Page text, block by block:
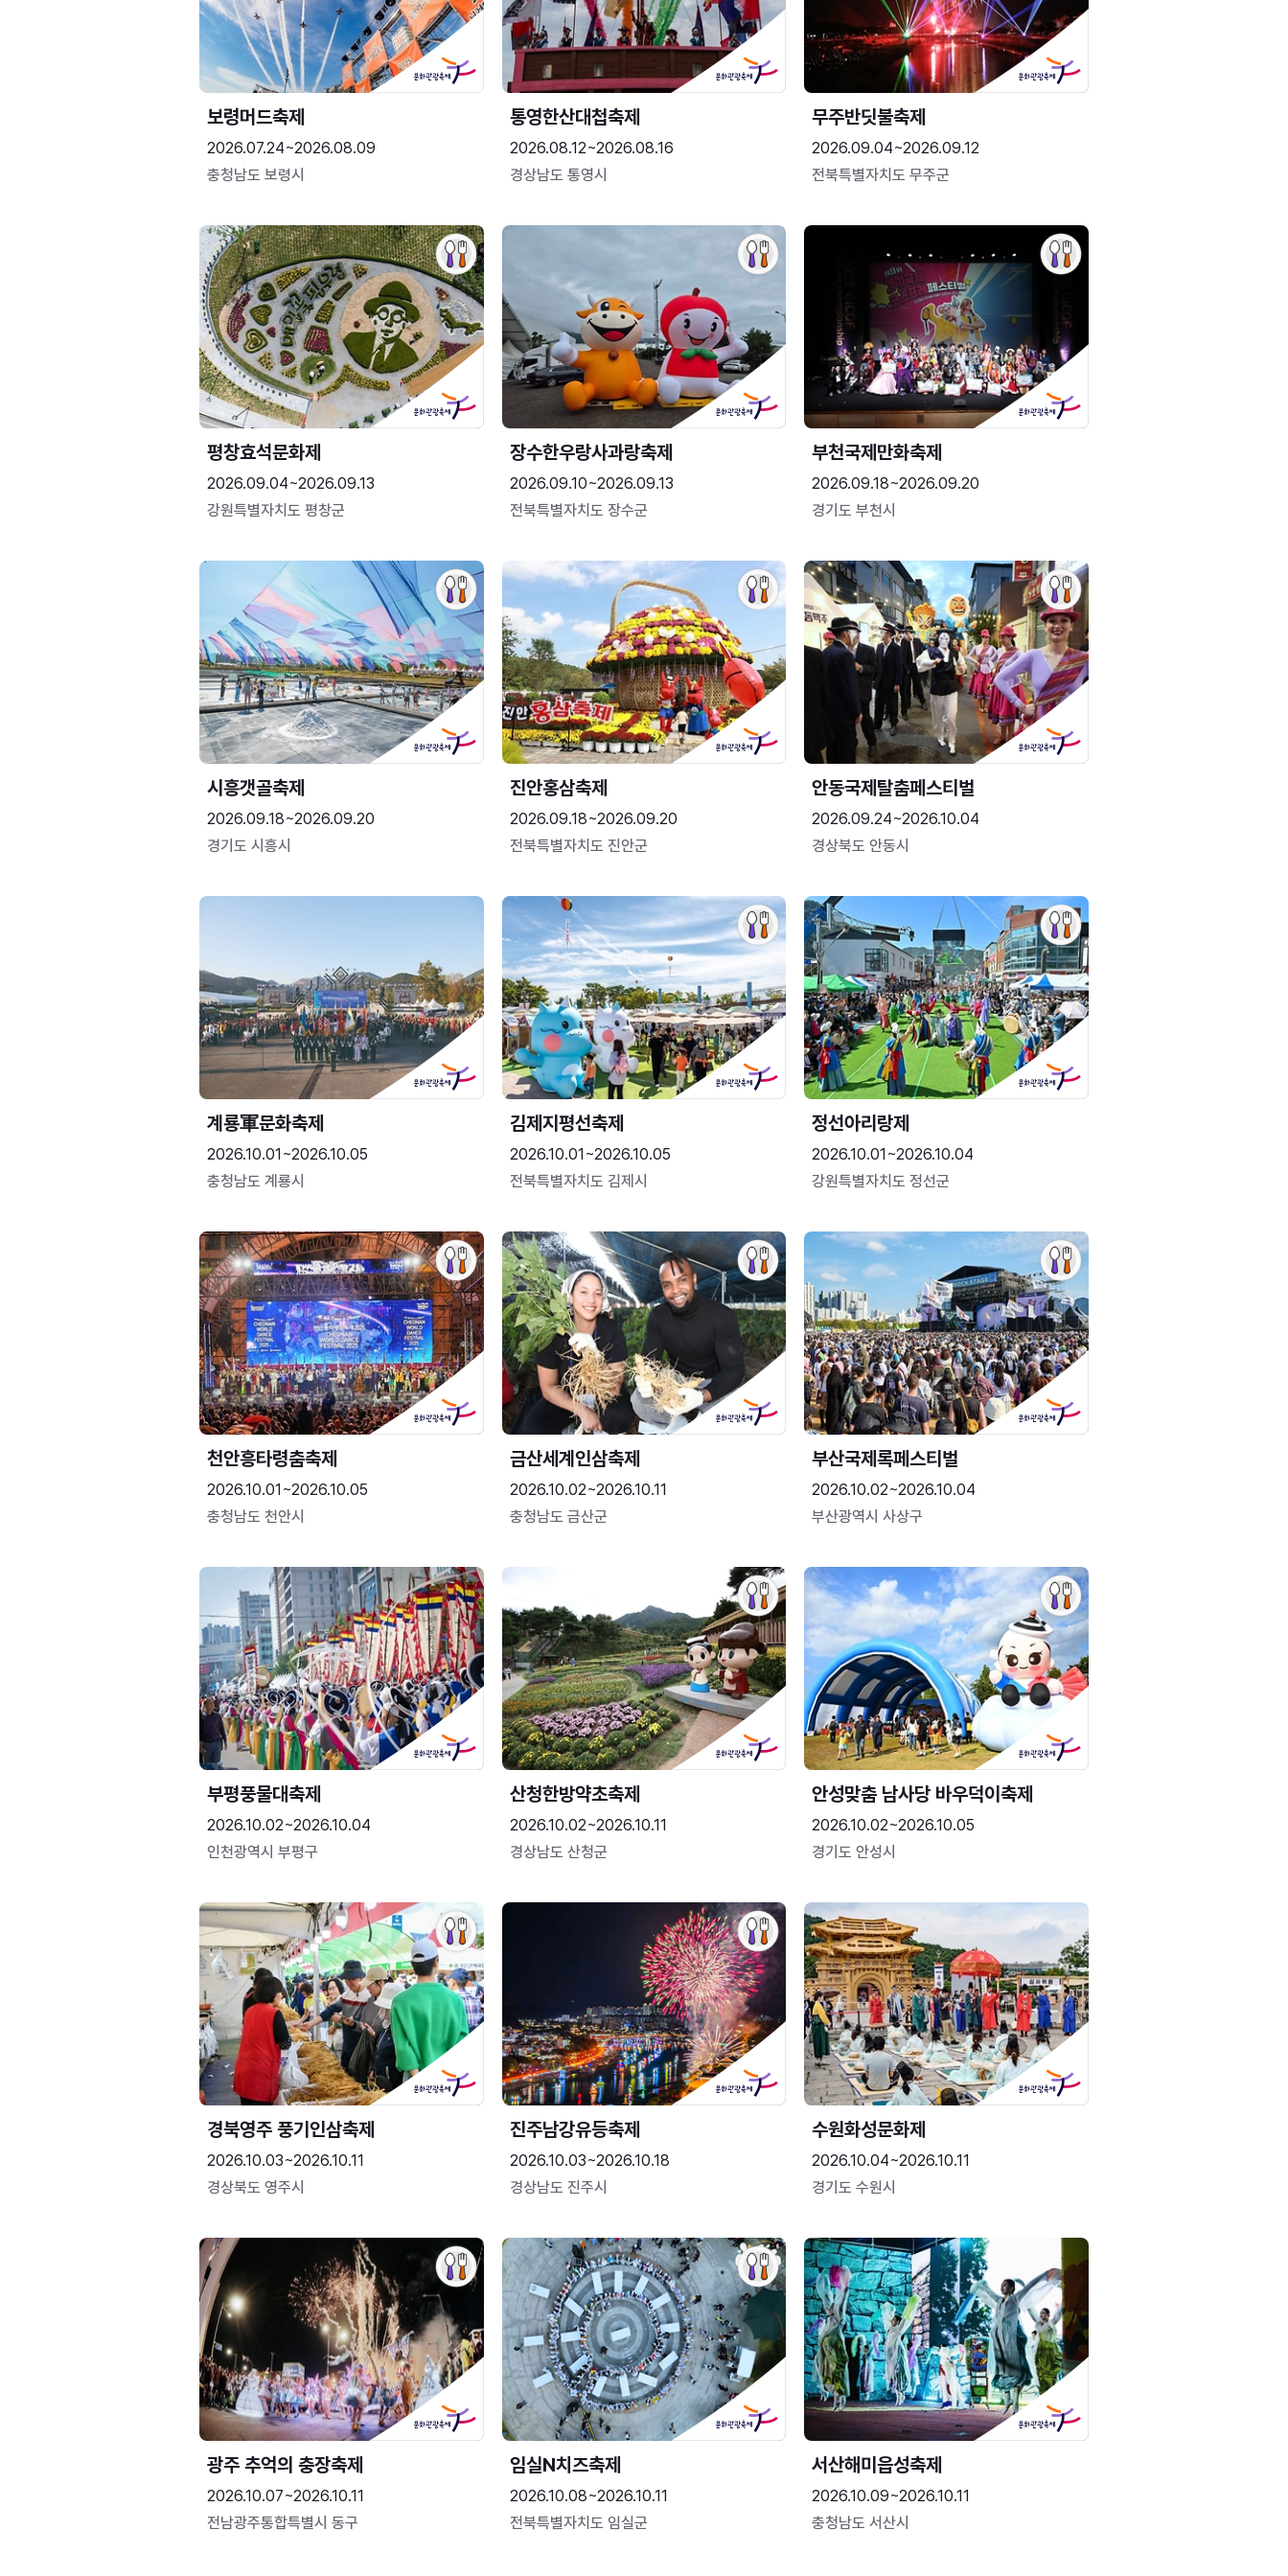
보령머드축제
2026.07.24~2026.08.09
충청남도 보령시
통영한산대첩축제
2026.08.12~2026.08.16
경상남도 통영시
무주반딧불축제
2026.09.04~2026.09.12
전북특별자치도 무주군
평창효석문화제
2026.09.04~2026.09.13
강원특별자치도 평창군
장수한우랑사과랑축제
2026.09.10~2026.09.13
전북특별자치도 장수군
부천국제만화축제
2026.09.18~2026.09.20
경기도 부천시
시흥갯골축제
2026.09.18~2026.09.20
경기도 시흥시
진안홍삼축제
2026.09.18~2026.09.20
전북특별자치도 진안군
안동국제탈춤페스티벌
2026.09.24~2026.10.04
경상북도 안동시
2026.10.01~2026.10.05
충청남도 계룡시
김제지평선축제
2026.10.01~2026.10.05
전북특별자치도 김제시
정선아리랑제
2026.10.01~2026.10.04
강원특별자치도 정선군
천안흥타령춤축제
2026.10.01~2026.10.05
충청남도 천안시
금산세계인삼축제
2026.10.02~2026.10.11
충청남도 금산군
부산국제록페스티벌
2026.10.02~2026.10.04
부산광역시 사상구
부평풍물대축제
2026.10.02~2026.10.04
인천광역시 부평구
산청한방약초축제
2026.10.02~2026.10.11
경상남도 산청군
안성맞춤 남사당 바우덕이축제
2026.10.02~2026.10.05
경기도 안성시
경북영주 풍기인삼축제
2026.10.03~2026.10.11
경상북도 영주시
진주남강유등축제
2026.10.03~2026.10.18
경상남도 진주시
수원화성문화제
2026.10.04~2026.10.11
경기도 수원시
광주 추억의 충장축제
2026.10.07~2026.10.11
전남광주통합특별시 동구
임실N치즈축제
2026.10.08~2026.10.11
전북특별자치도 임실군
서산해미읍성축제
2026.10.09~2026.10.11
충청남도 서산시